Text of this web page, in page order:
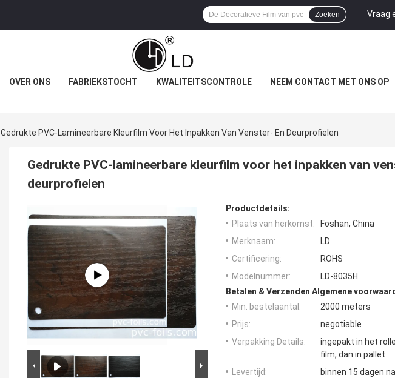
Vraag
Zoeken
OVER ONS FABRIEKSTOCHT KWALITEITSCONTROLE NEEM CONTACT MET ONS OP
Gedrukte PVC-Lamineerbare Kleurfilm Voor Het Inpakken Van Venster- En Deurprofielen
Gedrukte PVC-lamineerbare kleurfilm voor het inpakken van
deurprofielen
Productdetails:
Plaats van herkomst:
Foshan, China
Merknaam:
LD
Certificering:
ROHS
Modelnummer:
LD-8035H
Betalen & Verzenden Algemene
Min. bestelaantal:
2000 meters
Prijs:
negotiable
Verpakking Details:
ingepakt in het
film, dan in pallet
Levertijd:
binnen 15 dagen